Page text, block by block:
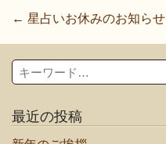
投
稿
ナ
ビ
ゲ
ー
← 星占いお休みのお知らせ
Search
最近の投稿